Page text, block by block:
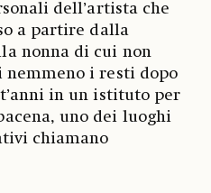
dell’artista che
a partire dalla
nonna di cui non
i resti dopo
in un istituto per
uno dei luoghi
chiamano